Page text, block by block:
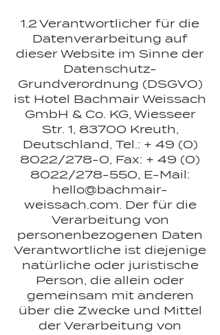
1.2 Verantwortlicher für die
Datenverarbeitung auf
dieser Website im Sinne der
Datenschutz-
Grundverordnung (DSGVO)
ist Hotel Bachmair Weissach
GmbH & Co. KG, Wiesseer
Str. 1, 83700 Kreuth,
Deutschland, Tel.: + 49 (0)
8022/278-0, Fax: + 49 (0)
8022/278-550, E-Mail:
hello@bachmair-
weissach.com. Der für die
Verarbeitung von
personenbezogenen Daten
Verantwortliche ist diejenige
natürliche oder juristische
Person, die allein oder
gemeinsam mit anderen
über die Zwecke und Mittel
der Verarbeitung von